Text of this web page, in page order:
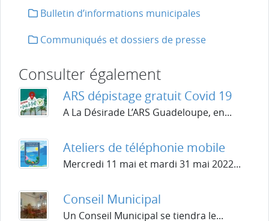
Bulletin d’informations municipales
Communiqués et dossiers de presse
Consulter également
ARS dépistage gratuit Covid 19
A La Désirade L’ARS Guadeloupe, en...
Ateliers de téléphonie mobile
Mercredi 11 mai et mardi 31 mai 2022...
Conseil Municipal
Un Conseil Municipal se tiendra le...